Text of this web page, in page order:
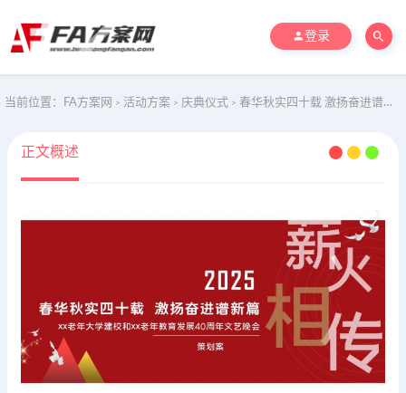
登录
当前位置： FA方案网 > 活动方案 > 庆典仪式 > 春华秋实四十载 激扬奋进谱新篇xx老年大学建校和xx老年教育发展40周年文艺晚会
正文概述